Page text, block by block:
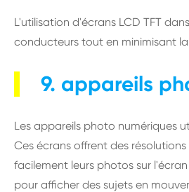
L'utilisation d'écrans LCD TFT
conducteurs tout en minimisant
9. appareils
Les appareils photo numériques
Ces écrans offrent des
facilement leurs photos sur
pour afficher des sujets en